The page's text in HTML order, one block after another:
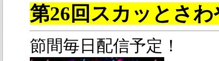
第26回スカッとさ
節間毎日配信予定！